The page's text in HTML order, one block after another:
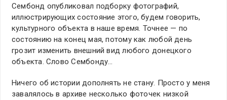
Сембонд опубликовал подборку фотографий,
иллюстрирующих состояние этого, будем говорить,
культурного объекта в наше время. Точнее — по
состоянию на конец мая, потому как любой день
грозит изменить внешний вид любого донецкого
объекта. Слово Сембонду…
Ничего об истории дополнять не стану. Просто у меня
завалялось в архиве несколько фоточек низкой